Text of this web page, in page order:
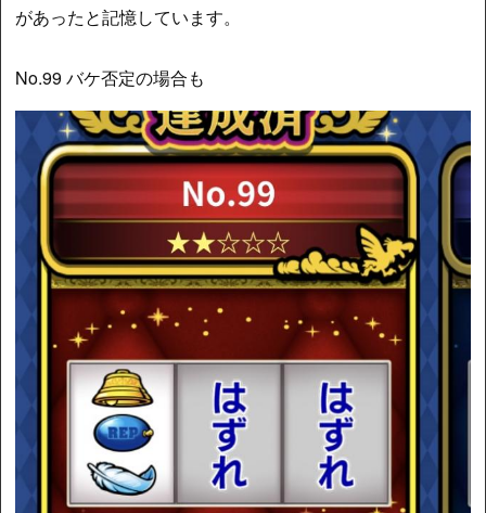
があったと記憶しています。
No.99 バケ否定の場合も